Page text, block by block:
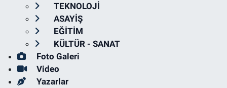
TEKNOLOJİ
ASAYİŞ
EĞİTİM
KÜLTÜR - SANAT
Foto Galeri
Video
Yazarlar